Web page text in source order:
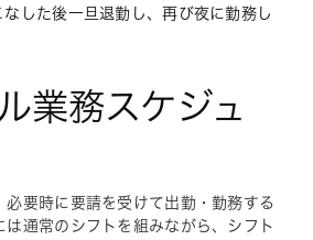
した後一旦退勤し、再び夜に勤務し
業務スケジュ
必要時に要請を受けて出勤・勤務する
は通常のシフトを組みながら、シフト